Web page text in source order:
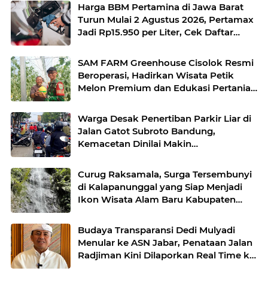
Harga BBM Pertamina di Jawa Barat
Turun Mulai 2 Agustus 2026, Pertamax
Jadi Rp15.950 per Liter, Cek Daftar
SAM FARM Greenhouse Cisolok Resmi
Beroperasi, Hadirkan Wisata Petik
Melon Premium dan Edukasi Pertanian
Warga Desak Penertiban Parkir Liar di
Jalan Gatot Subroto Bandung,
Kemacetan Dinilai Makin
Curug Raksamala, Surga Tersembunyi
di Kalapanunggal yang Siap Menjadi
Ikon Wisata Alam Baru Kabupaten
Budaya Transparansi Dedi Mulyadi
Menular ke ASN Jabar, Penataan Jalan
Radjiman Kini Dilaporkan Real Time ke